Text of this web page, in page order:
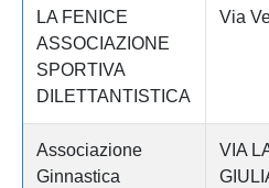
LA FENICE
ASSOCIAZIONE
SPORTIVA
DILETTANTISTICA
Via
Associazione
Ginnastica
VIA